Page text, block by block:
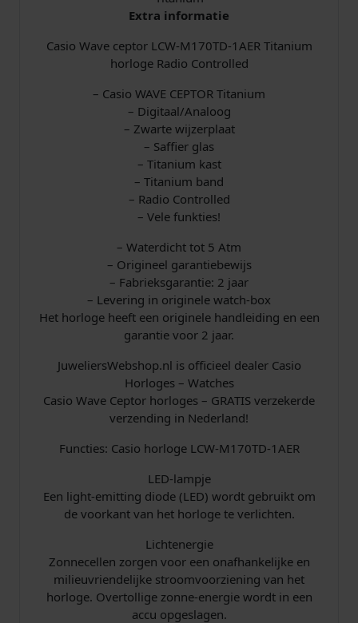
W
a
e
a
d
o
C
t
o
l
e
S
r
T
i
Extra informatie
Casio Wave ceptor LCW-M170TD-1AER Titanium
horloge Radio Controlled
– Casio WAVE CEPTOR Titanium
– Digitaal/Analoog
– Zwarte wijzerplaat
– Saffier glas
– Titanium kast
– Titanium band
– Radio Controlled
– Vele funkties!
– Waterdicht tot 5 Atm
– Origineel garantiebewijs
– Fabrieksgarantie: 2 jaar
– Levering in originele watch-box
Het horloge heeft een originele handleiding en een
garantie voor 2 jaar.
JuweliersWebshop.nl is officieel dealer Casio
Horloges – Watches
Casio Wave Ceptor horloges – GRATIS verzekerde
verzending in Nederland!
Functies: Casio horloge LCW-M170TD-1AER
LED-lampje
Een light-emitting diode (LED) wordt gebruikt om
de voorkant van het horloge te verlichten.
Lichtenergie
Zonnecellen zorgen voor een onafhankelijke en
milieuvriendelijke stroomvoorziening van het
horloge. Overtollige zonne-energie wordt in een
accu opgeslagen.